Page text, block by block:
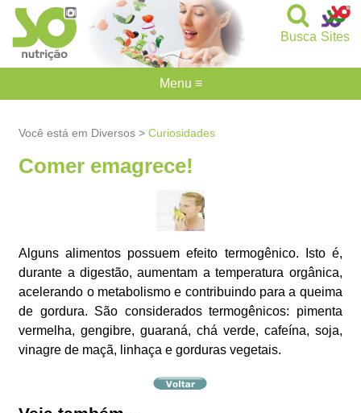
Sites
Busca
Você está em Diversos >Curiosidades
Comer emagrece!
Alguns alimentos possuem efeito termogênico. Isto é,
durante a digestão, aumentam a temperatura orgânica,
acelerando o metabolismo e contribuindo para a queima
de gordura. São considerados termogênicos: pimenta
vermelha, gengibre, guaraná, chá verde, cafeína, soja,
vinagre de maçã, linhaça e gorduras vegetais.